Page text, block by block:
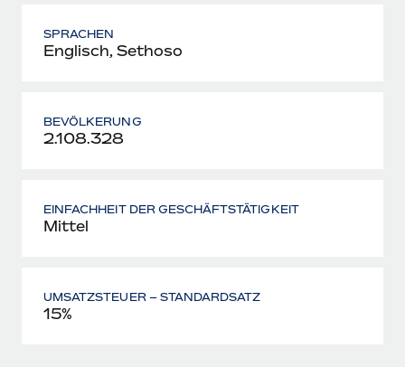
SPRACHEN
Englisch, Sethoso
BEVÖLKERUNG
2.108.328
EINFACHHEIT DER GESCHÄFTSTÄTIGKEIT
Mittel
UMSATZSTEUER – STANDARDSATZ
15%